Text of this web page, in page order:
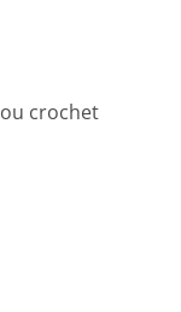
crochet